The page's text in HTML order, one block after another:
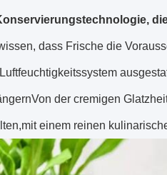
dass Frische die
der cremigen
einem reinen